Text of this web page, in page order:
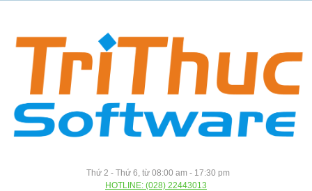
Thứ 2 - Thứ 6, từ 08:00 am - 17:30 pm
HOTLINE: (028) 22443013